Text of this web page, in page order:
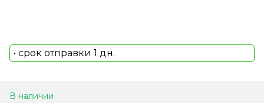
• срок отправки 1 дн.
В наличии